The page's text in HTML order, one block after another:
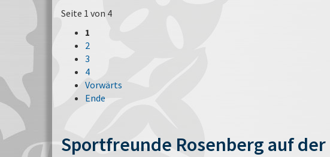
Seite 1 von 4
1
2
3
4
Vorwärts
Ende
Sportfreunde Rosenberg auf